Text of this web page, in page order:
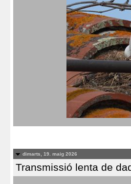
dimarts, 19. maig 2026
Transmissió lenta de